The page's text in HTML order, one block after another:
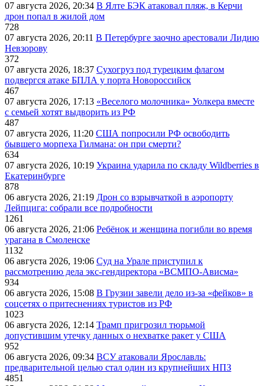
07 августа 2026, 20:34 В Ялте БЭК атаковал пляж, в Керчи
дрон попал в жилой дом
728
07 августа 2026, 20:11 В Петербурге заочно арестовали Лидию
Невзорову
372
07 августа 2026, 18:37 Сухогруз под турецким флагом
подвергся атаке БПЛА у порта Новороссийск
467
07 августа 2026, 17:13 «Веселого молочника» Уолкера вместе
с семьей хотят выдворить из РФ
487
07 августа 2026, 11:20 США попросили РФ освободить
бывшего морпеха Гилмана: он при смерти?
634
07 августа 2026, 10:19 Украина ударила по складу Wildberries в
Екатеринбурге
878
06 августа 2026, 21:19 Дрон со взрывчаткой в аэропорту
Лейпцига: собрали все подробности
1261
06 августа 2026, 21:06 Ребёнок и женщина погибли во время
урагана в Смоленске
1132
06 августа 2026, 19:06 Суд на Урале приступил к
рассмотрению дела экс-гендиректора «ВСМПО-Ависма»
934
06 августа 2026, 15:08 В Грузии завели дело из-за «фейков» в
соцсетях о притеснениях туристов из РФ
1023
06 августа 2026, 12:14 Трамп пригрозил тюрьмой
допустившим утечку данных о нехватке ракет у США
952
06 августа 2026, 09:34 ВСУ атаковали Ярославль:
предварительной целью стал один из крупнейших НПЗ
4851